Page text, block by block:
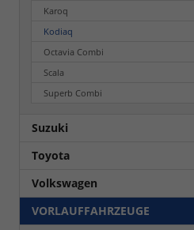
Karoq
Kodiaq
Octavia Combi
Scala
Superb Combi
Suzuki
Toyota
Volkswagen
VORLAUFFAHRZEUGE